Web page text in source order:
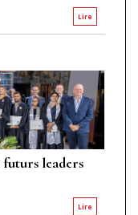
Lire
leaders
Lire